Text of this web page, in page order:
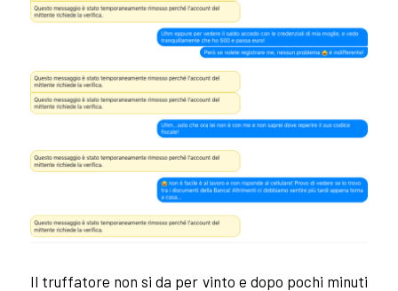
Il truffatore non si da per vinto e dopo pochi minuti